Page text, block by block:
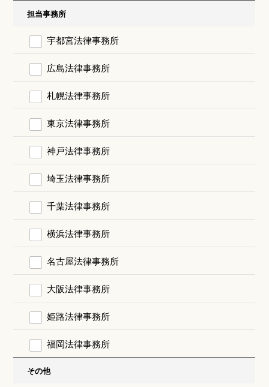
担当事務所
宇都宮法律事務所
広島法律事務所
札幌法律事務所
東京法律事務所
神戸法律事務所
埼玉法律事務所
千葉法律事務所
横浜法律事務所
名古屋法律事務所
大阪法律事務所
姫路法律事務所
福岡法律事務所
その他